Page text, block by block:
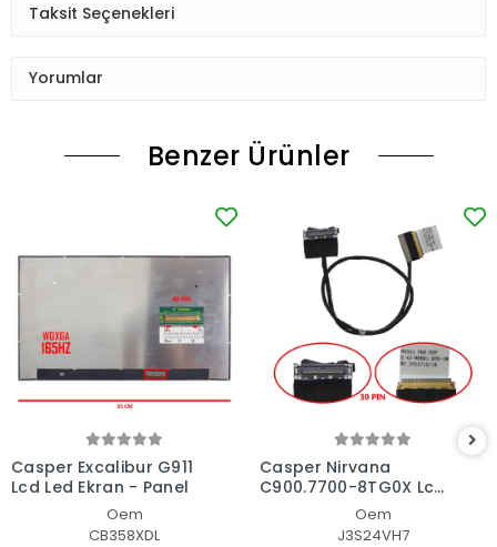
Taksit Seçenekleri
Yorumlar
Benzer Ürünler
Casper Excalibur G911
Lcd Led Ekran - Panel
Oem
CB358XDL
Casper Nirvana
C900.7700-8TG0X Lcd
- Ekran Data Flex
Oem
J3S24VH7